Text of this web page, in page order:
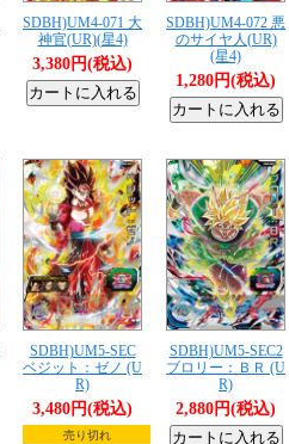
SDBH)UM4-071 大
神官(UR)(星4)
3,380円(税込)
SDBH)UM4-072 悪
のサイヤ人(UR)
(星4)
1,280円(税込)
SDBH)UM5-SEC
ベジット：ゼノ (U
R)
3,480円(税込)
売り切れ
SDBH)UM5-SEC2
ブロリー：ＢＲ (U
R)
2,880円(税込)